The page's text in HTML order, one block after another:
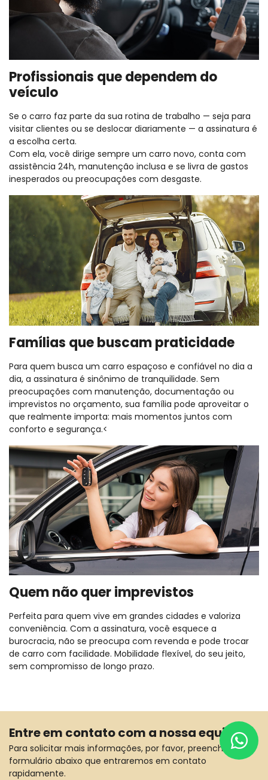
Profissionais que dependem do
veículo
Se o carro faz parte da sua rotina de trabalho — seja para
visitar clientes ou se deslocar diariamente — a assinatura é
a escolha certa.
Com ela, você dirige sempre um carro novo, conta com
assistência 24h, manutenção inclusa e se livra de gastos
inesperados ou preocupações com desgaste.
Famílias que buscam praticidade
Para quem busca um carro espaçoso e confiável no dia a
dia, a assinatura é sinônimo de tranquilidade. Sem
preocupações com manutenção, documentação ou
imprevistos no orçamento, sua família pode aproveitar o
que realmente importa: mais momentos juntos com
conforto e segurança.<
Quem não quer imprevistos
Perfeita para quem vive em grandes cidades e valoriza
conveniência. Com a assinatura, você esquece a
burocracia, não se preocupa com revenda e pode trocar
de carro com facilidade. Mobilidade flexível, do seu jeito,
sem compromisso de longo prazo.
Entre em contato com a nossa equipe
Para solicitar mais informações, por favor, preencha o
formulário abaixo que entraremos em contato
rapidamente.